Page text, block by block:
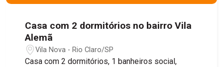
Casa com 2 dormitórios no bairro Vila
Alemã
Vila Nova - Rio Claro/SP
Casa com 2 dormitórios, 1 banheiros social,